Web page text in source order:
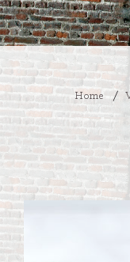
Home /